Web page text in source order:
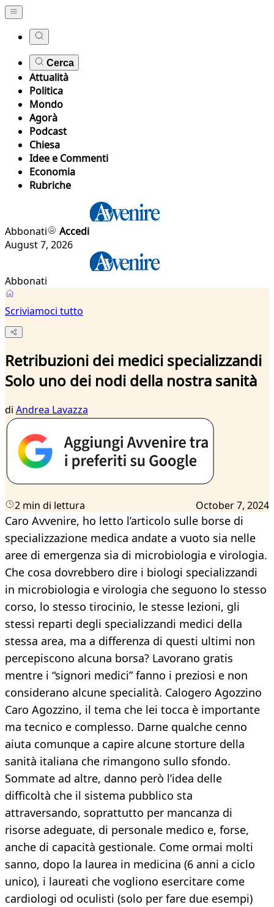
Cerca
Attualità
Politica
Mondo
Agorà
Podcast
Chiesa
Idee e Commenti
Economia
Rubriche
Abbonati
Accedi
August 7, 2026
Abbonati
Scriviamoci tutto
Retribuzioni dei medici specializzandi
Solo uno dei nodi della nostra sanità
di Andrea Lavazza
2 min di lettura October 7, 2024
Caro Avvenire, ho letto l’articolo sulle borse di
specializzazione medica andate a vuoto sia nelle
aree di emergenza sia di microbiologia e virologia.
Che cosa dovrebbero dire i biologi specializzandi
in microbiologia e virologia che seguono lo stesso
corso, lo stesso tirocinio, le stesse lezioni, gli
stessi reparti degli specializzandi medici della
stessa area, ma a differenza di questi ultimi non
percepiscono alcuna borsa? Lavorano gratis
mentre i “signori medici” fanno i preziosi e non
considerano alcune specialità. Calogero Agozzino
Caro Agozzino, il tema che lei tocca è importante
ma tecnico e complesso. Darne qualche cenno
aiuta comunque a capire alcune storture della
sanità italiana che rimangono sullo sfondo.
Sommate ad altre, danno però l’idea delle
difficoltà che il sistema pubblico sta
attraversando, soprattutto per mancanza di
risorse adeguate, di personale medico e, forse,
anche di capacità gestionale. Come ormai molti
sanno, dopo la laurea in medicina (6 anni a ciclo
unico), i laureati che vogliono esercitare come
cardiologi od oculisti (solo per fare due esempi)